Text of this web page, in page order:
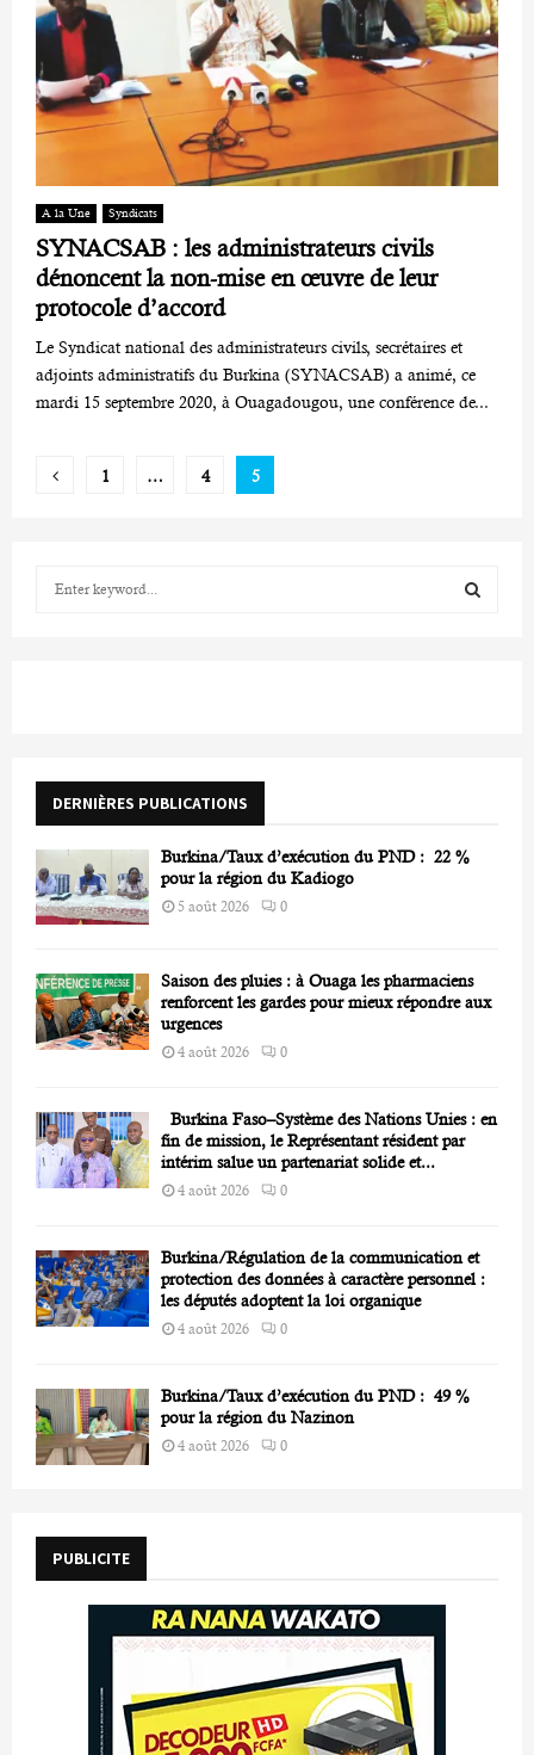
A la Une Syndicats
SYNACSAB : les administrateurs civils
dénoncent la non-mise en œuvre de leur
protocole d’accord
Le Syndicat national des administrateurs civils, secrétaires et
adjoints administratifs du Burkina (SYNACSAB) a animé, ce
mardi 15 septembre 2020, à Ouagadougou, une conférence de...
Pagination
1 … 4 5
r
DERNIÈRES PUBLICATIONS
Burkina/Taux d’exécution du PND : 22 %
pour la région du Kadiogo
5 août 2026 0
Saison des pluies : à Ouaga les pharmaciens
renforcent les gardes pour mieux répondre aux
urgences
4 août 2026 0
Burkina Faso–Système des Nations Unies : en
fin de mission, le Représentant résident par
intérim salue un partenariat solide et...
4 août 2026 0
Burkina/Régulation de la communication et
protection des données à caractère personnel :
les députés adoptent la loi organique
4 août 2026 0
Burkina/Taux d’exécution du PND : 49 %
pour la région du Nazinon
4 août 2026 0
PUBLICITE